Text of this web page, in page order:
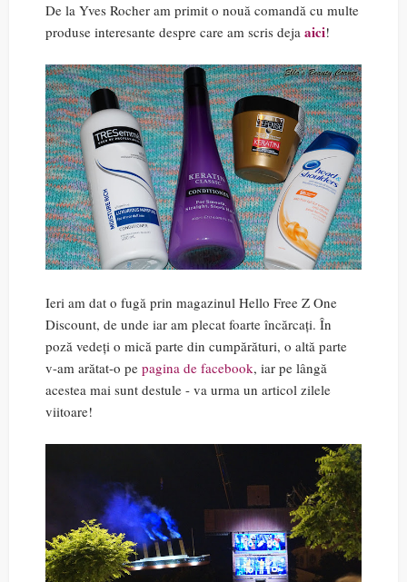
De la Yves Rocher am primit o nouă comandă cu multe
produse interesante despre care am scris deja aici!
Ieri am dat o fugă prin magazinul Hello Free Z One
Discount, de unde iar am plecat foarte încărcați. În
poză vedeți o mică parte din cumpărături, o altă parte
v-am arătat-o pe pagina de facebook, iar pe lângă
acestea mai sunt destule - va urma un articol zilele
viitoare!